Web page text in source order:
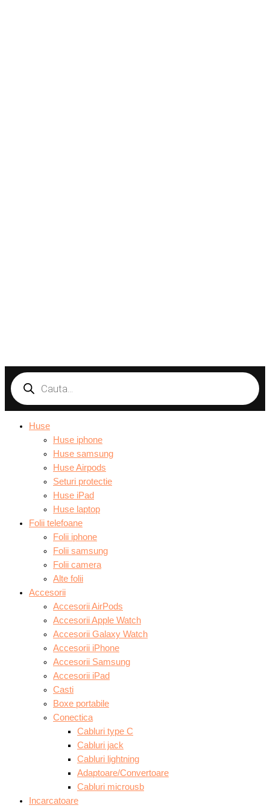
search
Huse
Huse iphone
Huse samsung
Huse Airpods
Seturi protectie
Huse iPad
Huse laptop
Folii telefoane
Folii iphone
Folii samsung
Folii camera
Alte folii
Accesorii
Accesorii AirPods
Accesorii Apple Watch
Accesorii Galaxy Watch
Accesorii iPhone
Accesorii Samsung
Accesorii iPad
Casti
Boxe portabile
Conectica
Cabluri type C
Cabluri jack
Cabluri lightning
Adaptoare/Convertoare
Cabluri microusb
Incarcatoare